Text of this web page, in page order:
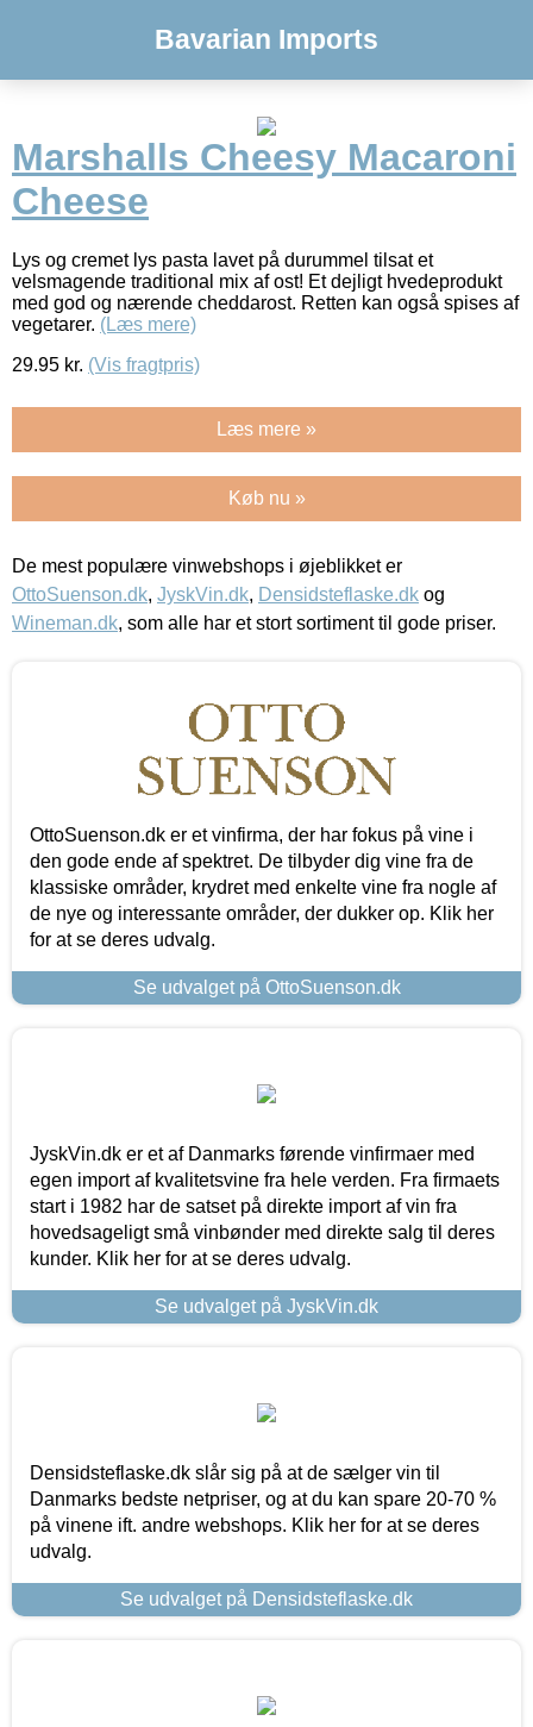
Bavarian Imports
Marshalls Cheesy Macaroni
Cheese
Lys og cremet lys pasta lavet på durummel tilsat et
velsmagende traditional mix af ost! Et dejligt hvedeprodukt
med god og nærende cheddarost. Retten kan også spises af
vegetarer. (Læs mere)
29.95 kr. (Vis fragtpris)
Læs mere »
Køb nu »
De mest populære vinwebshops i øjeblikket er
OttoSuenson.dk, JyskVin.dk, Densidsteflaske.dk og
Wineman.dk, som alle har et stort sortiment til gode priser.
OttoSuenson.dk er et vinfirma, der har fokus på vine i
den gode ende af spektret. De tilbyder dig vine fra de
klassiske områder, krydret med enkelte vine fra nogle af
de nye og interessante områder, der dukker op. Klik her
for at se deres udvalg.
Se udvalget på OttoSuenson.dk
JyskVin.dk er et af Danmarks førende vinfirmaer med
egen import af kvalitetsvine fra hele verden. Fra firmaets
start i 1982 har de satset på direkte import af vin fra
hovedsageligt små vinbønder med direkte salg til deres
kunder. Klik her for at se deres udvalg.
Se udvalget på JyskVin.dk
Densidsteflaske.dk slår sig på at de sælger vin til
Danmarks bedste netpriser, og at du kan spare 20-70 %
på vinene ift. andre webshops. Klik her for at se deres
udvalg.
Se udvalget på Densidsteflaske.dk